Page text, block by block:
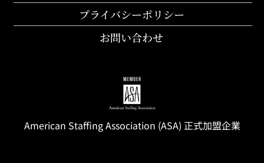
プライバシーポリシー
お問い合わせ
American StaffingAssociation (ASA) 正式加盟企業